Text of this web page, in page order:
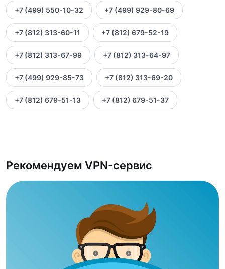
+7 (499) 550-10-32 +7 (499) 929-80-69
+7 (812) 313-60-11 +7 (812) 679-52-19
+7 (812) 313-67-99 +7 (812) 313-64-97
+7 (499) 929-85-73 +7 (812) 313-69-20
+7 (812) 679-51-13 +7 (812) 679-51-37
Рекомендуем VPN-сервис